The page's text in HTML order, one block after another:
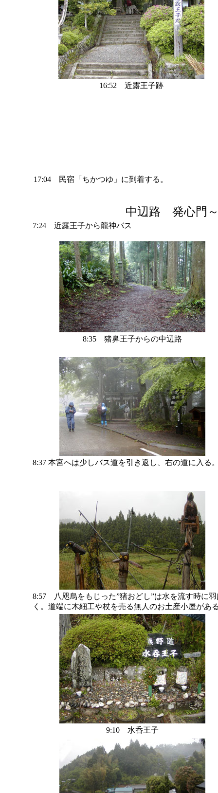
16:52 近露王子跡
17:04 民宿「ちかつゆ」に到着する。
中辺路 発心門
7:24 近露王子から龍神バス
8:35 猪鼻王子からの中辺路
8:37 本宮へは少しバス道を引き返し、右の道に入る
8:57 八咫烏をもじった”猪おどし”は水を流す時に羽
く。道端に木細工や杖を売る無人のお土産小屋があ
9:10 水呑王子